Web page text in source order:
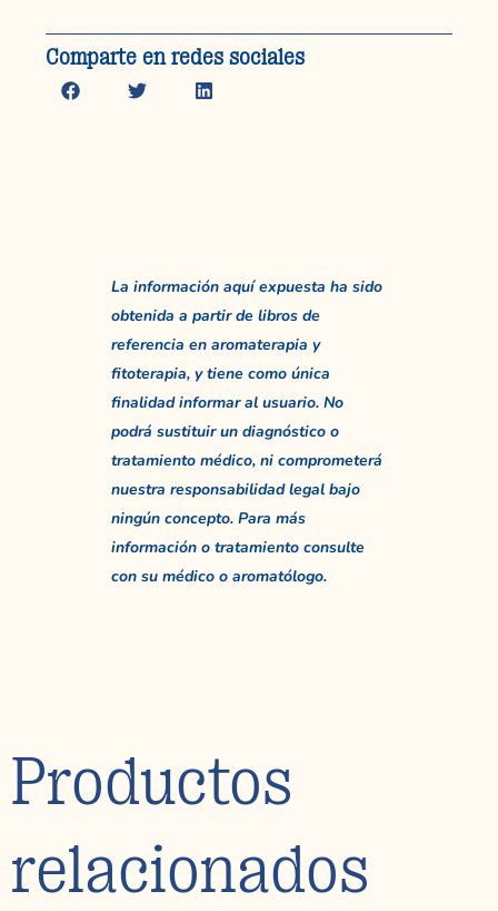
Comparte en redes sociales
La información aquí expuesta ha sido
obtenida a partir de libros de
referencia en aromaterapia y
fitoterapia, y tiene como única
finalidad informar al usuario. No
podrá sustituir un diagnóstico o
tratamiento médico, ni comprometerá
nuestra responsabilidad legal bajo
ningún concepto. Para más
información o tratamiento consulte
con su médico o aromatólogo.
Productos
relacionados